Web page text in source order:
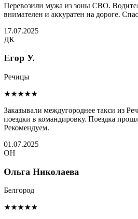
Перевозили мужа из зоны СВО.
внимателен и аккуратен на дороге.
17.07.2025
ДК
Егор У.
Речицы
★★★★★
Заказывали междугороднее такси из
поездки в командировку. Поездка
Рекомендуем.
01.07.2025
ОН
Ольга Николаева
Белгород
★★★★★